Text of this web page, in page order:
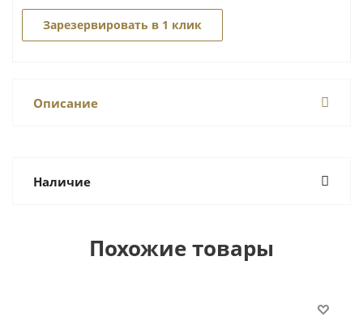
Зарезервировать в 1 клик
Описание
Наличие
Похожие товары